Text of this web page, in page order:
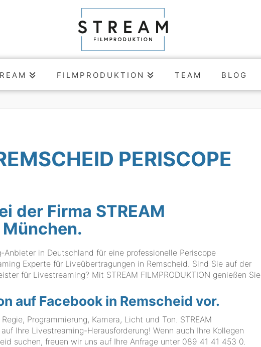
FILMPRODUKTION TEAM BLOG
PERISCOPE
der Firma STREAM
München.
Anbieter in Deutschland für eine professionelle Periscope
Experte für Liveübertragungen in Remscheid. Sind Sie auf der
für Livestreaming? Mit STREAM FILMPRODUKTION genießen Sie
auf Facebook in Remscheid vor.
Programmierung, Kamera, Licht und Ton. STREAM
Ihre Livestreaming-Herausforderung! Wenn auch Ihre Kollegen
suchen, freuen wir uns auf Ihre Anfrage unter 089 41 41 453 0